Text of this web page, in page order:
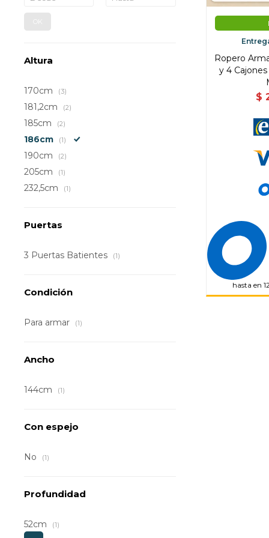
Ropero
y 4
$
hasta en
OK
Altura
170cm (3)
181,2cm (2)
185cm (2)
186cm (1)
190cm (2)
205cm (1)
232,5cm (1)
Puertas
3 Puertas Batientes (1)
Condición
Para armar (1)
Ancho
144cm (1)
Con espejo
No (1)
Profundidad
52cm (1)